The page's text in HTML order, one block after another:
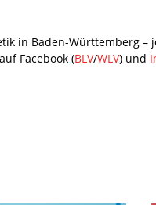
in Baden-Württemberg
Facebook (BLV/WLV) und